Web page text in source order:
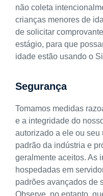
não coleta
crianças menores de
de solicitar
estágio, para que
idade estão usando o
Segurança
Tomamos medidas
e a integridade do
autorizado a ele ou
padrão da indústria e
geralmente aceitos. As
hospedadas em
padrões avançados de
Observe, no entanto,